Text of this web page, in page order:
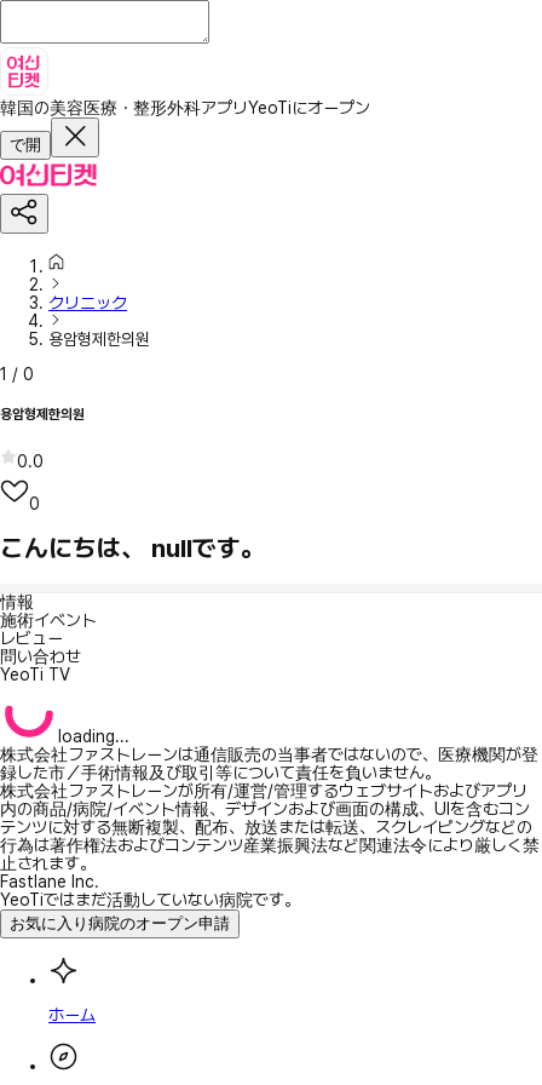
韓国の美容医療・整形外科アプリYeoTiにオープン
で開
クリニック
용암형제한의원
1 / 0
용암형제한의원
0.0
0
こんにちは、 nullです。
情報
施術イベント
レビュー
問い合わせ
YeoTi TV
loading...
株式会社ファストレーンは通信販売の当事者ではないので、医療機関が登
録した市／手術情報及び取引等について責任を負いません。
株式会社ファストレーンが所有/運営/管理するウェブサイトおよびアプリ
内の商品/病院/イベント情報、デザインおよび画面の構成、UIを含むコン
テンツに対する無断複製、配布、放送または転送、スクレイピングなどの
行為は著作権法およびコンテンツ産業振興法など関連法令により厳しく禁
止されます。
Fastlane Inc.
YeoTiではまだ活動していない病院です。
お気に入り病院のオープン申請
ホーム